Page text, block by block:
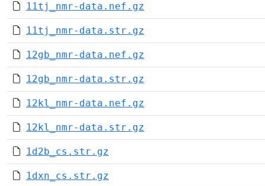
11tj_nmr-data.nef.gz
11tj_nmr-data.str.gz
12gb_nmr-data.nef.gz
12gb_nmr-data.str.gz
12kl_nmr-data.nef.gz
12kl_nmr-data.str.gz
1d2b_cs.str.gz
1dxn_cs.str.gz